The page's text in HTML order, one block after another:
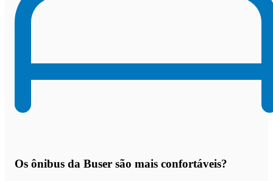
Os ônibus da Buser são mais confortáveis?